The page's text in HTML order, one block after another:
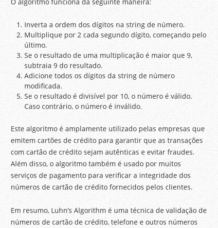
Inverta a ordem dos dígitos na string de número.
Multiplique por 2 cada segundo dígito, começando pelo
último.
Se o resultado de uma multiplicação é maior que 9,
subtraia 9 do resultado.
Adicione todos os dígitos da string de número
modificada.
Se o resultado é divisível por 10, o número é válido.
Caso contrário, o número é inválido.
Este algoritmo é amplamente utilizado pelas empresas que
emitem cartões de crédito para garantir que as transações
com cartão de crédito sejam autênticas e evitar fraudes.
Além disso, o algoritmo também é usado por muitos
serviços de pagamento para verificar a integridade dos
números de cartão de crédito fornecidos pelos clientes.
Em resumo, Luhn’s Algorithm é uma técnica de validação de
números de cartão de crédito, telefone e outros números